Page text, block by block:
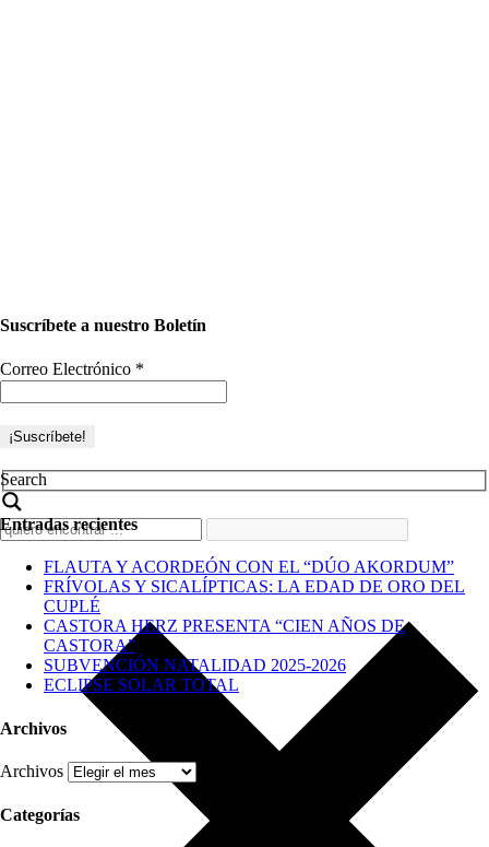
Suscríbete a nuestro Boletín
Correo Electrónico *
Search
Entradas recientes
FLAUTA Y ACORDEÓN CON EL “DÚO AKORDUM”
FRÍVOLAS Y SICALÍPTICAS: LA EDAD DE ORO DEL
CUPLÉ
CASTORA HERZ PRESENTA “CIEN AÑOS DE
CASTORA”
SUBVENCIÓN NATALIDAD 2025-2026
ECLIPSE SOLAR TOTAL
Archivos
Archivos
Categorías